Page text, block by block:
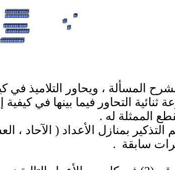
المسألة ، ويحاور التلاميذ في
التحاور فيما بينها في
الممثلة له .
التذكير بمنازل الأعداد ( الآحاد ،
سابقة .